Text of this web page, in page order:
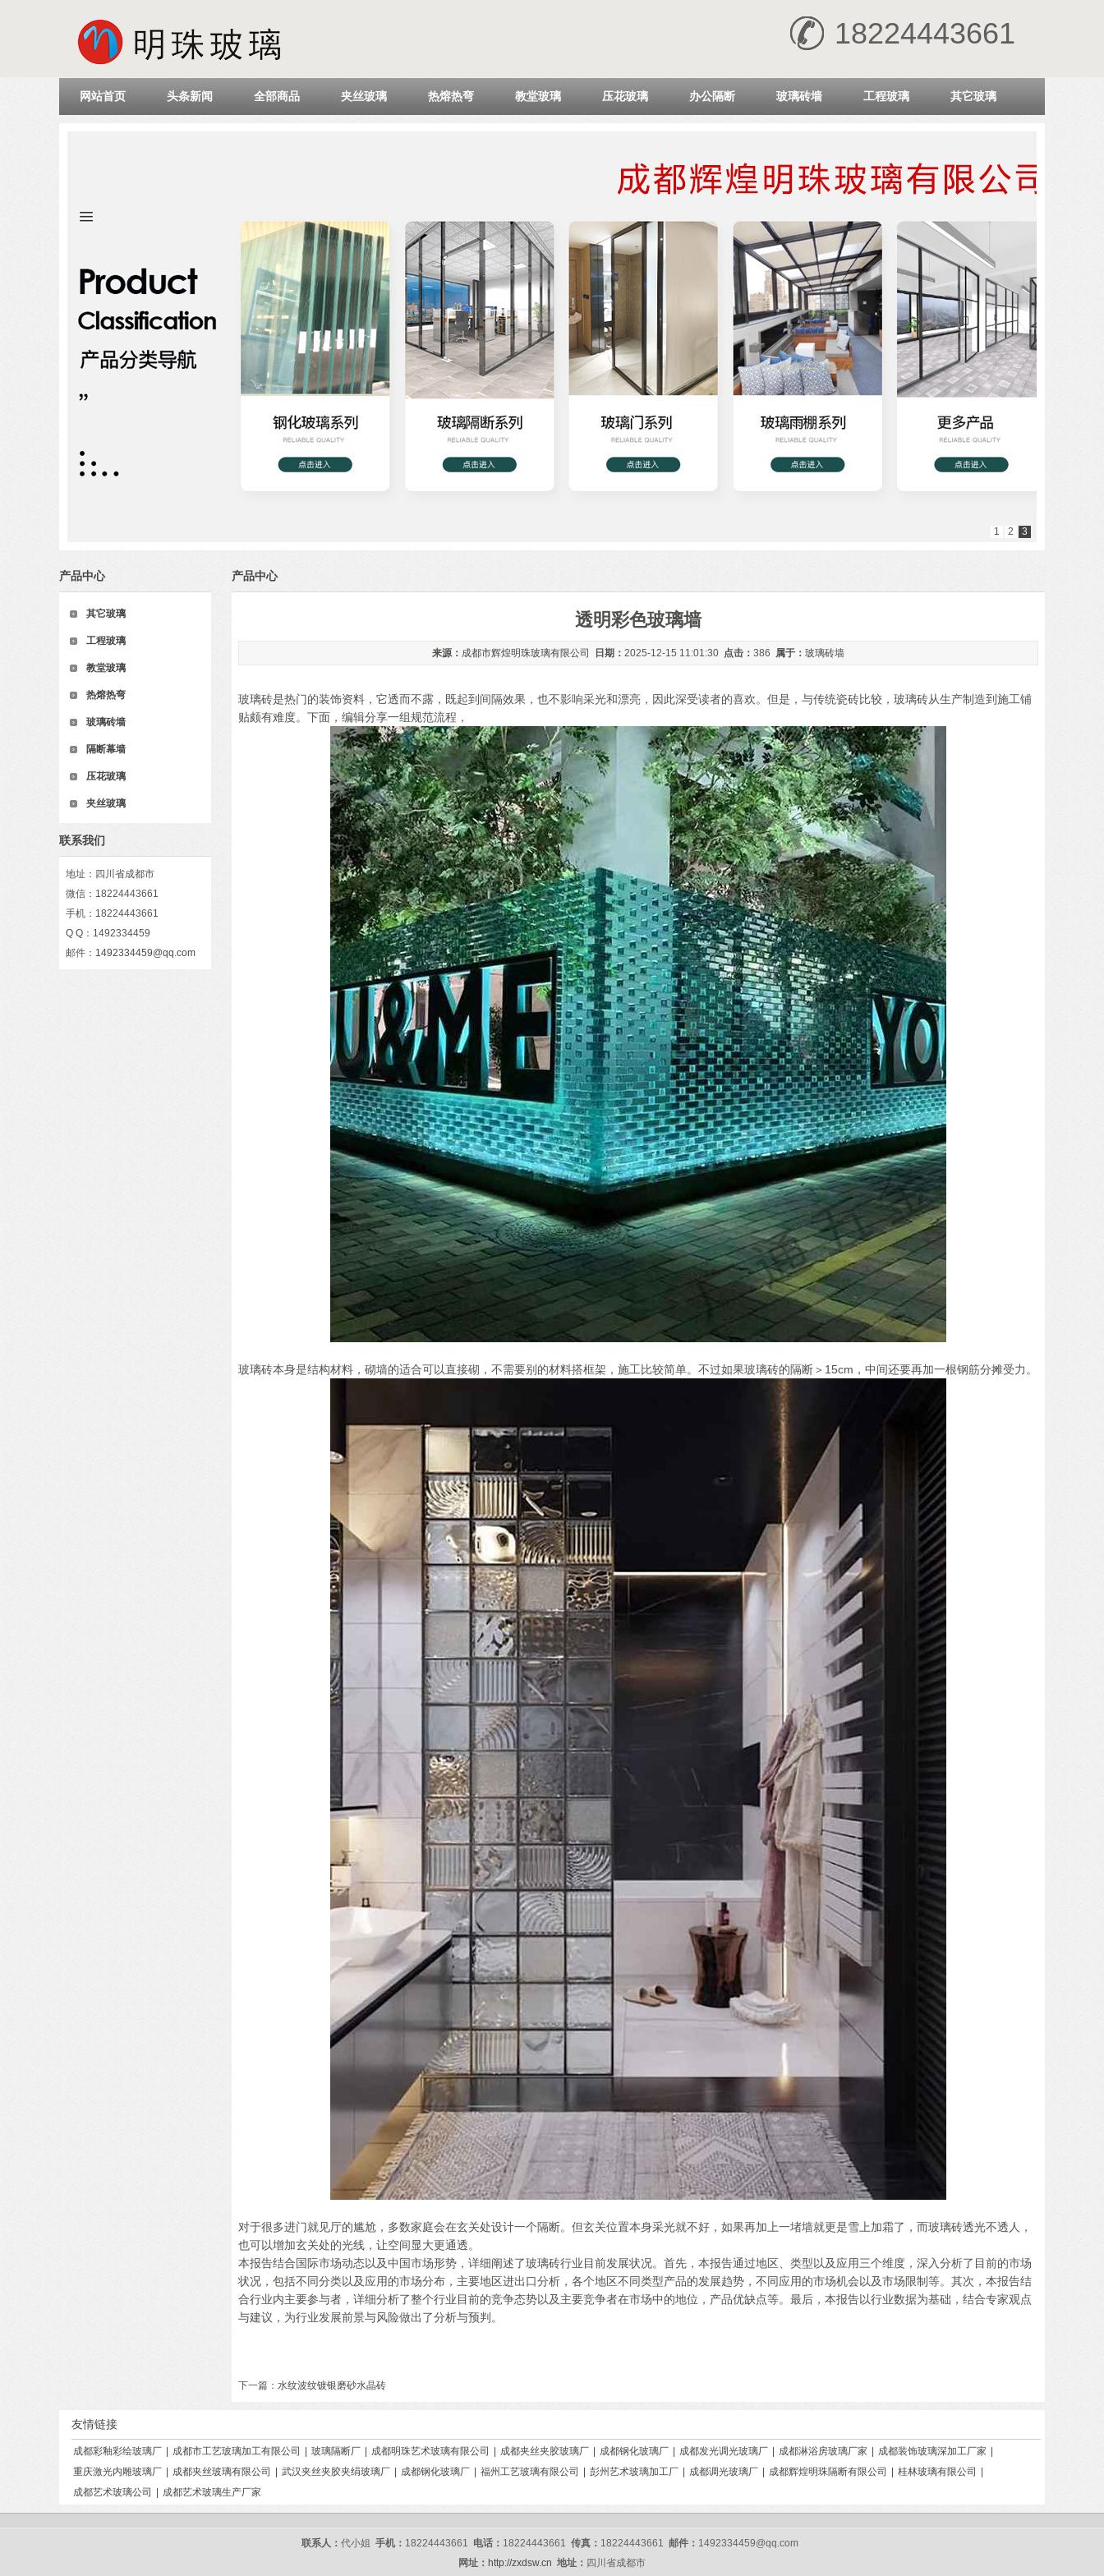
18224443661
网站首页 头条新闻 全部商品 夹丝玻璃 热熔热弯 教堂玻璃 压花玻璃 办公隔断 玻璃砖墙 工程玻璃 其它玻璃
1 2 3
产品中心
其它玻璃
工程玻璃
教堂玻璃
热熔热弯
玻璃砖墙
隔断幕墙
压花玻璃
夹丝玻璃
联系我们
地址：四川省成都市
微信：18224443661
手机：18224443661
Q Q：1492334459
邮件： 1492334459@qq.com
产品中心
透明彩色玻璃墙
来源： 成都市辉煌明珠玻璃有限公司 日期： 2025-12-15 11:01:30 点击： 386 属于： 玻璃砖墙
玻璃砖是热门的装饰资料，它透而不露，既起到间隔效果，也不影响采光和漂亮，因此深受读者的喜欢。但是，与传统瓷砖比较，玻璃砖从生产制造到施工铺
贴颇有难度。下面，编辑分享一组规范流程，
玻璃砖本身是结构材料，砌墙的适合可以直接砌，不需要别的材料搭框架，施工比较简单。不过如果玻璃砖的隔断＞15cm，中间还要再加一根钢筋分摊受力。
对于很多进门就见厅的尴尬，多数家庭会在玄关处设计一个隔断。但玄关位置本身采光就不好，如果再加上一堵墙就更是雪上加霜了，而玻璃砖透光不透人，
也可以增加玄关处的光线，让空间显大更通透。
本报告结合国际市场动态以及中国市场形势，详细阐述了玻璃砖行业目前发展状况。首先，本报告通过地区、类型以及应用三个维度，深入分析了目前的市场
状况，包括不同分类以及应用的市场分布，主要地区进出口分析，各个地区不同类型产品的发展趋势，不同应用的市场机会以及市场限制等。其次，本报告结
合行业内主要参与者，详细分析了整个行业目前的竞争态势以及主要竞争者在市场中的地位，产品优缺点等。最后，本报告以行业数据为基础，结合专家观点
与建议，为行业发展前景与风险做出了分析与预判。
下一篇： 水纹波纹镀银磨砂水晶砖
友情链接
成都彩釉彩绘玻璃厂 成都市工艺玻璃加工有限公司 玻璃隔断厂 成都明珠艺术玻璃有限公司 成都夹丝夹胶玻璃厂 成都钢化玻璃厂 成都发光调光玻璃厂 成都淋浴房玻璃厂家 成都装饰玻璃深加工厂家
重庆激光内雕玻璃厂
成都夹丝玻璃有限公司 武汉夹丝夹胶夹绢玻璃厂 成都钢化玻璃厂 福州工艺玻璃有限公司 彭州艺术玻璃加工厂 成都调光玻璃厂 成都辉煌明珠隔断有限公司 桂林玻璃有限公司
成都艺术玻璃公司
成都艺术玻璃生产厂家
联系人： 代小姐 手机： 18224443661 电话： 18224443661 传真： 18224443661 邮件： 1492334459@qq.com
网址： http://zxdsw.cn 地址： 四川省成都市